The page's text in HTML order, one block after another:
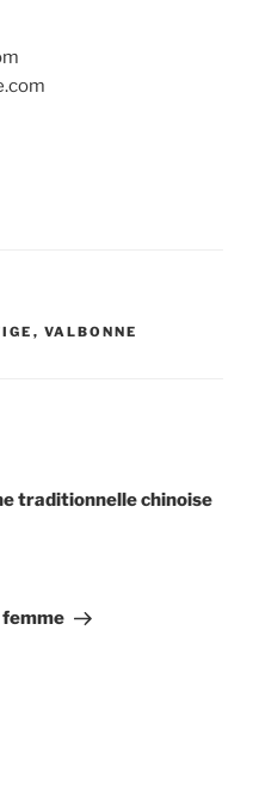
, VALBONNE
traditionnelle chinoise
femme